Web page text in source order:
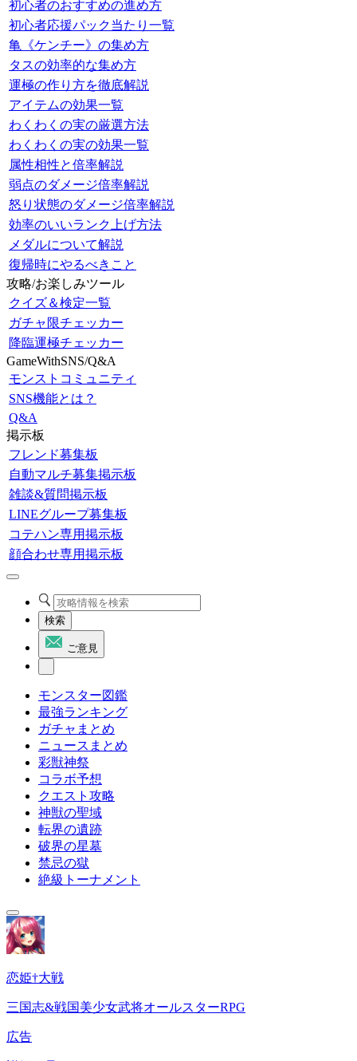
初心者のおすすめの進め方
初心者応援パック当たり一覧
亀《ケンチー》の集め方
タスの効率的な集め方
運極の作り方を徹底解説
アイテムの効果一覧
わくわくの実の厳選方法
わくわくの実の効果一覧
属性相性と倍率解説
弱点のダメージ倍率解説
怒り状態のダメージ倍率解説
効率のいいランク上げ方法
メダルについて解説
復帰時にやるべきこと
攻略/お楽しみツール
クイズ＆検定一覧
ガチャ限チェッカー
降臨運極チェッカー
GameWithSNS/Q&A
モンストコミュニティ
SNS機能とは？
Q&A
掲示板
フレンド募集板
自動マルチ募集掲示板
雑談&質問掲示板
LINEグループ募集板
コテハン専用掲示板
顔合わせ専用掲示板
検索
ご意見
モンスター図鑑
最強ランキング
ガチャまとめ
ニュースまとめ
彩獣神祭
コラボ予想
クエスト攻略
神獣の聖域
転界の遺跡
破界の星墓
禁忌の獄
絶級トーナメント
恋姫†大戦
三国志&戦国美少女武将オールスターRPG
広告